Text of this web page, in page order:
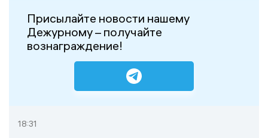
Присылайте новости нашему
Дежурному – получайте
вознаграждение!
18:31